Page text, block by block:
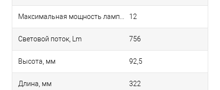
12
Световой поток, Lm 756
Высота, мм 92,5
Длина, мм 322